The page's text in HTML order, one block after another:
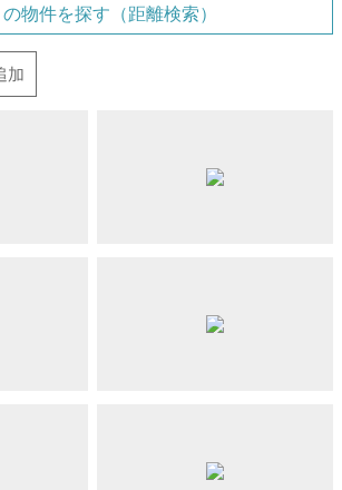
物件を探す（距離検索）